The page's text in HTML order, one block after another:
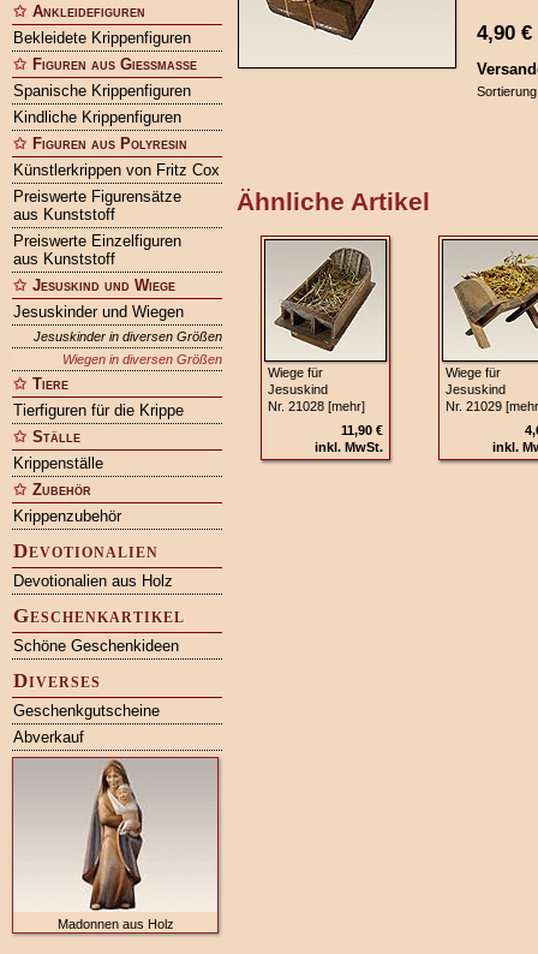
Ankleidefiguren
Bekleidete Krippenfiguren
Figuren aus Gießmasse
Spanische Krippenfiguren
Kindliche Krippenfiguren
Figuren aus Polyresin
Künstlerkrippen von Fritz Cox
Preiswerte Figurensätze
aus Kunststoff
Preiswerte Einzelfiguren
aus Kunststoff
Jesuskind und Wiege
Jesuskinder und Wiegen
Jesuskinder in diversen Größen
Wiegen in diversen Größen
Tiere
Tierfiguren für die Krippe
Ställe
Krippenställe
Zubehör
Krippenzubehör
Devotionalien
Devotionalien aus Holz
Geschenkartikel
Schöne Geschenkideen
Diverses
Geschenkgutscheine
Abverkauf
Madonnen aus Holz
4,90 €
Ähnliche Artikel
Wiege für
Jesuskind
Nr. 21028 [mehr]
11,90 €
inkl. MwSt.
Wiege für
Jesuskind
Nr. 21029
inkl.